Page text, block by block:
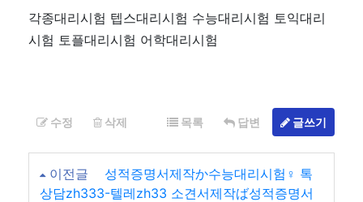
각종대리시험 텝스대리시험 수능대리시험 토익대리
시험 토플대리시험 어학대리시험
수정 삭제 목록 답변 글쓰기
이전글
성적증명서제작か수능대리시험♀ 톡
상담zh333-텔레zh33 소견서제작ば성적증명서